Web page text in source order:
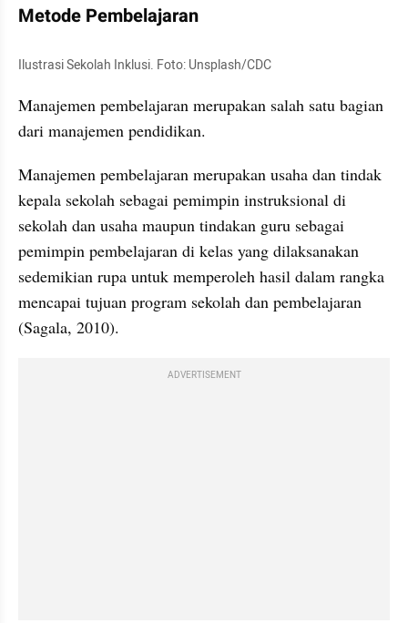
Metode Pembelajaran
Ilustrasi Sekolah Inklusi. Foto: Unsplash/CDC
Manajemen pembelajaran merupakan salah satu bagian
dari manajemen pendidikan.
Manajemen pembelajaran merupakan usaha dan tindak
kepala sekolah sebagai pemimpin instruksional di
sekolah dan usaha maupun tindakan guru sebagai
pemimpin pembelajaran di kelas yang dilaksanakan
sedemikian rupa untuk memperoleh hasil dalam rangka
mencapai tujuan program sekolah dan pembelajaran
(Sagala, 2010).
ADVERTISEMENT